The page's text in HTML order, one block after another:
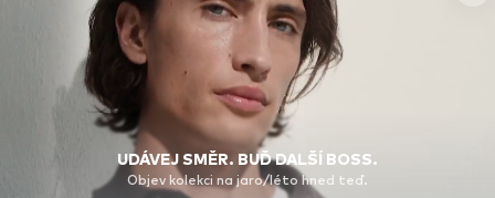
UDÁVEJ SMĚR. BUĎ DALŠÍ BOSS.
Objev kolekci na jaro/léto hned teď.